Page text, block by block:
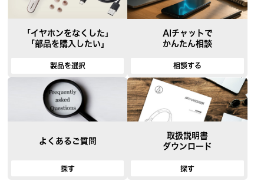
「イヤホンをなくした」
「部品を購入したい」
製品を選択
AIチャットで
かんたん相談
相談する
よくあるご質問
探す
取扱説明書
ダウンロード
探す